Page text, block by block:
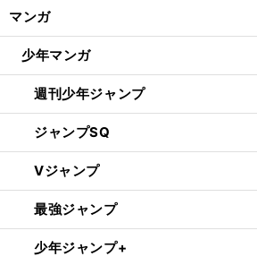
マンガ
少年マンガ
週刊少年ジャンプ
ジャンプSQ
Vジャンプ
最強ジャンプ
少年ジャンプ+